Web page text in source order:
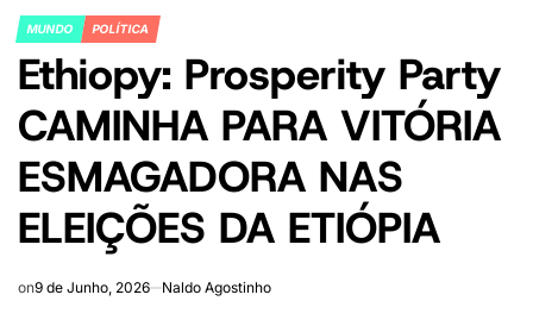
POSTED
IN
MUNDO POLÍTICA
Ethiopy: Prosperity Party
CAMINHA PARA VITÓRIA
ESMAGADORA NAS
ELEIÇÕES DA ETIÓPIA
on9 de Junho, 2026 Naldo Agostinho